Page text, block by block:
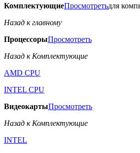
КомплектующиеПросмотретьдля
Назад к главному
ПроцессорыПросмотреть
Назад к Комплектующие
AMD CPU
INTEL CPU
ВидеокартыПросмотреть
Назад к Комплектующие
INTEL